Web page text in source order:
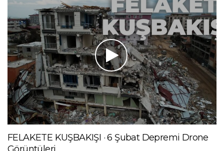
FELAKETE KUŞBAKIŞI · 6 Şubat Depremi Drone
Görüntüleri